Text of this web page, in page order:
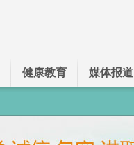
健康教育 媒体报道